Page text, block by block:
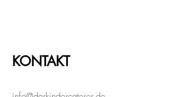
KONTAKT